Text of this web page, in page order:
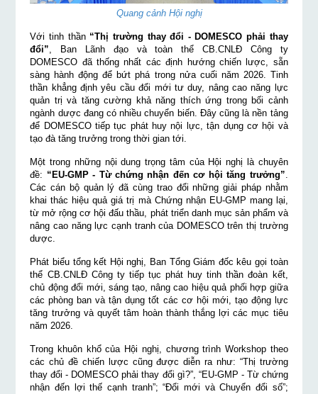
Quang cảnh Hội nghị
Với tinh thần “Thị trường thay đổi - DOMESCO phải thay
đổi”, Ban Lãnh đạo và toàn thể CB.CNLĐ Công ty
DOMESCO đã thống nhất các định hướng chiến lược, sẵn
sàng hành động để bứt phá trong nửa cuối năm 2026. Tinh
thần khẳng định yêu cầu đổi mới tư duy, nâng cao năng lực
quản trị và tăng cường khả năng thích ứng trong bối cảnh
ngành dược đang có nhiều chuyển biến. Đây cũng là nền tảng
để DOMESCO tiếp tục phát huy nội lực, tận dụng cơ hội và
tạo đà tăng trưởng trong thời gian tới.
Một trong những nội dung trọng tâm của Hội nghị là chuyên
đề: “EU-GMP - Từ chứng nhận đến cơ hội tăng trưởng”.
Các cán bộ quản lý đã cùng trao đổi những giải pháp nhằm
khai thác hiệu quả giá trị mà Chứng nhận EU-GMP mang lại,
từ mở rộng cơ hội đấu thầu, phát triển danh mục sản phẩm và
nâng cao năng lực cạnh tranh của DOMESCO trên thị trường
dược.
Phát biểu tổng kết Hội nghị, Ban Tổng Giám đốc kêu gọi toàn
thể CB.CNLĐ Công ty tiếp tục phát huy tinh thần đoàn kết,
chủ động đổi mới, sáng tạo, nâng cao hiệu quả phối hợp giữa
các phòng ban và tận dụng tốt các cơ hội mới, tạo động lực
tăng trưởng và quyết tâm hoàn thành thắng lợi các mục tiêu
năm 2026.
Trong khuôn khổ của Hội nghị, chương trình Workshop theo
các chủ đề chiến lược cũng được diễn ra như: “Thị trường
thay đổi - DOMESCO phải thay đổi gì?”, “EU-GMP - Từ chứng
nhận đến lợi thế cạnh tranh”; “Đổi mới và Chuyển đổi số”;